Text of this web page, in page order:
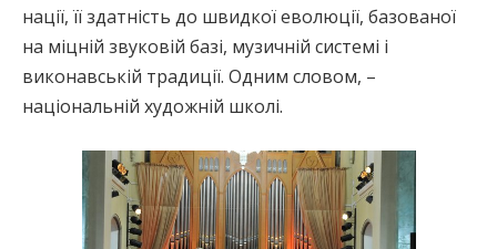
нації, її здатність до швидкої еволюції, базованої
на міцній звуковій базі, музичній системі і
виконавській традиції. Одним словом, –
національній художній школі.